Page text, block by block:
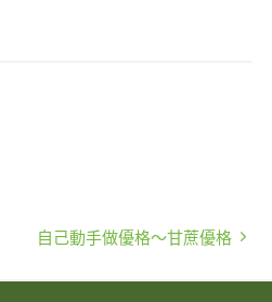
自己動手做優格～甘蔗優格